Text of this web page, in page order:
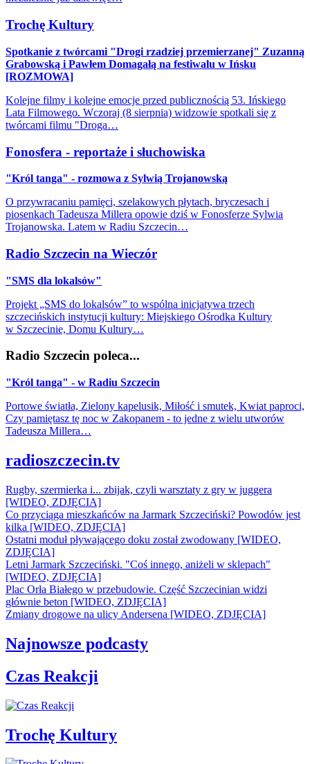
Trochę Kultury
Spotkanie z twórcami "Drogi rzadziej przemierzanej" Zuzanną
Grabowską i Pawłem Domagałą na festiwalu w Ińsku
[ROZMOWA]
Kolejne filmy i kolejne emocje przed publicznością 53. Ińskiego
Lata Filmowego. Wczoraj (8 sierpnia) widzowie spotkali się z
twórcami filmu "Droga…
Fonosfera - reportaże i słuchowiska
"Król tanga" - rozmowa z Sylwią Trojanowską
O przywracaniu pamięci, szelakowych płytach, bryczesach i
piosenkach Tadeusza Millera opowie dziś w Fonosferze Sylwia
Trojanowska. Latem w Radiu Szczecin…
Radio Szczecin na Wieczór
"SMS dla lokalsów"
Projekt „SMS do lokalsów” to wspólna inicjatywa trzech
szczecińskich instytucji kultury: Miejskiego Ośrodka Kultury
w Szczecinie, Domu Kultury…
Radio Szczecin poleca...
"Król tanga" - w Radiu Szczecin
Portowe światła, Zielony kapelusik, Miłość i smutek, Kwiat paproci,
Czy pamiętasz tę noc w Zakopanem - to jedne z wielu utworów
Tadeusza Millera…
radioszczecin.tv
Rugby, szermierka i... zbijak, czyli warsztaty z gry w juggera
[WIDEO, ZDJĘCIA]
Co przyciąga mieszkańców na Jarmark Szczeciński? Powodów jest
kilka [WIDEO, ZDJĘCIA]
Ostatni moduł pływającego doku został zwodowany [WIDEO,
ZDJĘCIA]
Letni Jarmark Szczeciński. "Coś innego, aniżeli w sklepach"
[WIDEO, ZDJĘCIA]
Plac Orła Białego w przebudowie. Część Szczecinian widzi
głównie beton [WIDEO, ZDJĘCIA]
Zmiany drogowe na ulicy Andersena [WIDEO, ZDJĘCIA]
Najnowsze podcasty
Czas Reakcji
Trochę Kultury